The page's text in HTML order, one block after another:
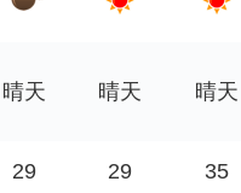
晴天 晴天 晴天
29 29 35